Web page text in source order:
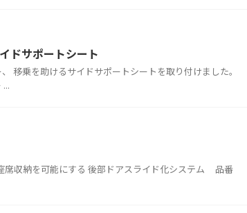
ドサポートシート
移乗を助けるサイドサポートシートを取り付けました。
席収納を可能にする 後部ドアスライド化システム 品番